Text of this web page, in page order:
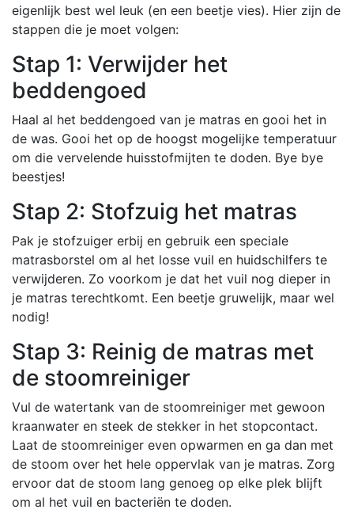
eigenlijk best wel leuk (en een beetje vies). Hier zijn de
stappen die je moet volgen:
Stap 1: Verwijder het
beddengoed
Haal al het beddengoed van je matras en gooi het in
de was. Gooi het op de hoogst mogelijke temperatuur
om die vervelende huisstofmijten te doden. Bye bye
beestjes!
Stap 2: Stofzuig het matras
Pak je stofzuiger erbij en gebruik een speciale
matrasborstel om al het losse vuil en huidschilfers te
verwijderen. Zo voorkom je dat het vuil nog dieper in
je matras terechtkomt. Een beetje gruwelijk, maar wel
nodig!
Stap 3: Reinig de matras met
de stoomreiniger
Vul de watertank van de stoomreiniger met gewoon
kraanwater en steek de stekker in het stopcontact.
Laat de stoomreiniger even opwarmen en ga dan met
de stoom over het hele oppervlak van je matras. Zorg
ervoor dat de stoom lang genoeg op elke plek blijft
om al het vuil en bacteriën te doden.